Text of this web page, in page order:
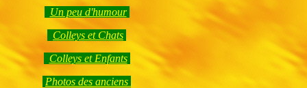
Un peu d'humour
Colleys et Chats
Colleys et Enfants
Photos des anciens